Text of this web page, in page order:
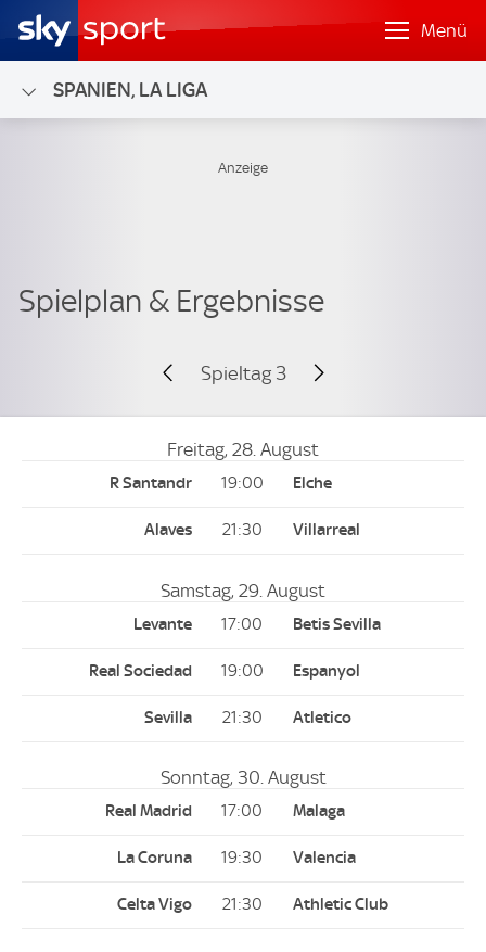
Menü
SPANIEN, LA LIGA
Spieltag 3
Freitag, 28. August
19:00
21:30
Samstag, 29. August
17:00
19:00
21:30
Sonntag, 30. August
17:00
19:30
21:30